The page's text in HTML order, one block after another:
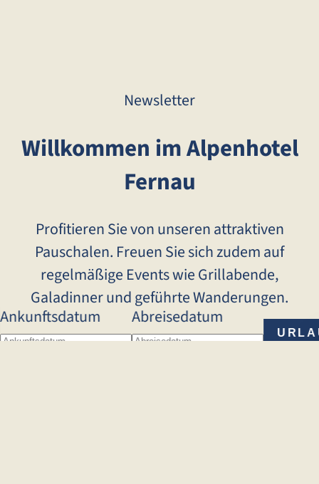
Ankunftsdatum Abreisedatum
Newsletter
Willkommen im Alpenhotel
Fernau
Profitieren Sie von unseren attraktiven
Pauschalen. Freuen Sie sich zudem auf
regelmäßige Events wie Grillabende,
Galadinner und geführte Wanderungen.